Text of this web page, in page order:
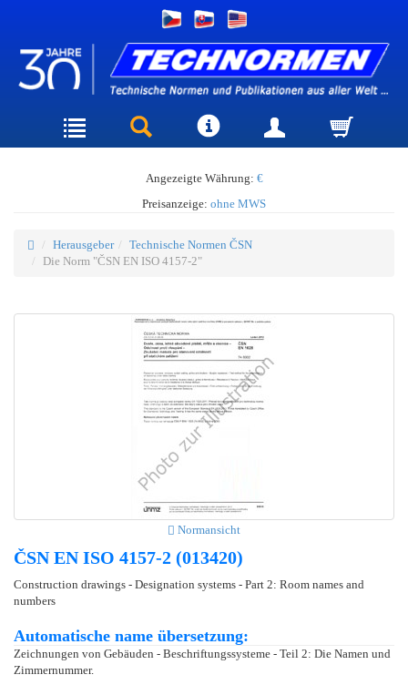
Angezeigte Währung: €
Preisanzeige: ohne MWS
Herausgeber
Technische Normen ČSN
Die Norm "ČSN EN ISO 4157-2"
Normansicht
ČSN EN ISO 4157-2 (013420)
Construction drawings - Designation systems - Part 2: Room names and
numbers
Automatische name übersetzung:
Zeichnungen von Gebäuden - Beschriftungssysteme - Teil 2: Die Namen und
Zimmernummer.